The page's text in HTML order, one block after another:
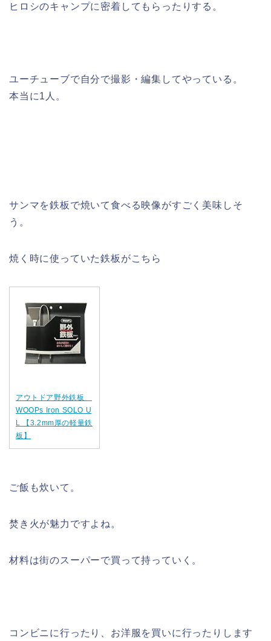
ヒロシのキャンプに密着してもらったりする。
ユーチューブで自分で撮影・編集してやっている。
本当に1人。
サンマを鉄板で焼いて食べる映像がすごく美味しそ
う。
焼く時に使っていた鉄板がこちら
アウトドア野外鉄板
WOOPs Iron SOLO U
L 【3.2mm厚の軽量鉄
板】
ご飯も炊いて。
焚き火が魅力ですよね。
材料は街のスーパーで買って持っていく。
コンビニに行ったり、お洋服を買いに行ったりします